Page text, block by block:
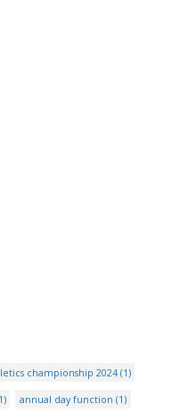
championship 2024(1)
annual day function (1)